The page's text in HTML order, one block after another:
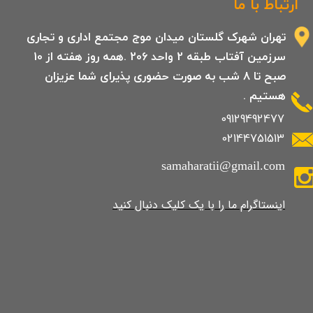
ارتباط با ما
09129492477
02144751513
تهران شهرک گلستان میدان موج مجتمع اداری و تجاری
سرزمین آفتاب طبقه 2 واحد 206 .همه روز هفته از 10
صبح تا 8 شب به صورت حضوری پذیرای شما عزیزان
هستیم .
samaharatii@gmail.com
​​​​​​​​​اینستاگرام ما را با یک کلیک دنبال کنید